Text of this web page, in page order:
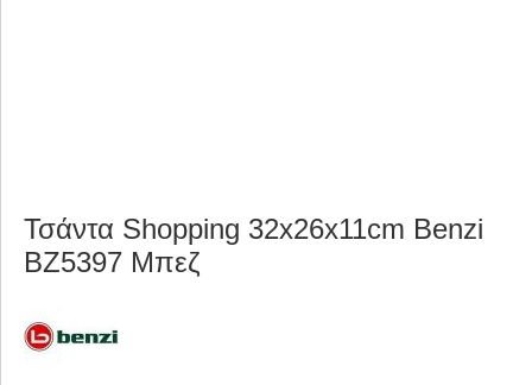
Τσάντα Shopping 32x26x11cm Benzi
BZ5397 Μπεζ